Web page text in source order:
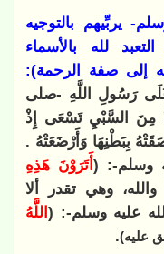
يربِّيهم بالتوجيه
لله بالأسماء
إلى صفة الرحمة):
رَسُولِ اللَّهِ -صلى
مِنَ السَّبْيِ تَسْعَى إِذْ
بِبَطْنِهَا وَأَرْضَعَتْهُ .
وسلم-: ( أَتَرَوْنَ هَذِهِ
والله، وهي تقدر ألا
عليه وسلم-: ( اللَّهُ
عليه).